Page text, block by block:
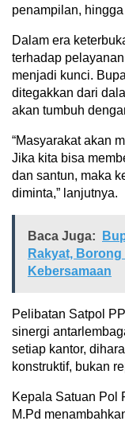
penampilan,
Dalam era
terhadap
menjadi kunci.
ditegakkan dari
akan tumbuh
“Masyarakat akan
Jika kita bisa
dan santun, maka
diminta,” lanjutnya.
Baca Juga:
Rakyat,
Kebersamaan
Pelibatan Satpol
sinergi
setiap kantor,
konstruktif, bukan
Kepala Satuan Pol
M.Pd